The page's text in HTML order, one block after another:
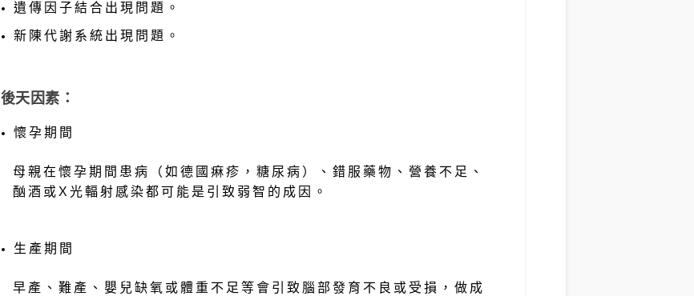
遺傳因子結合出現問題。
新陳代謝系統出現問題。
後天因素：
懷孕期間
母親在懷孕期間患病（如德國痳疹，糖尿病）、錯服藥物、營養不足、
酗酒或X光輻射感染都可能是引致弱智的成因。
生產期間
早產、難產、嬰兒缺氧或體重不足等會引致腦部發育不良或受損，做成